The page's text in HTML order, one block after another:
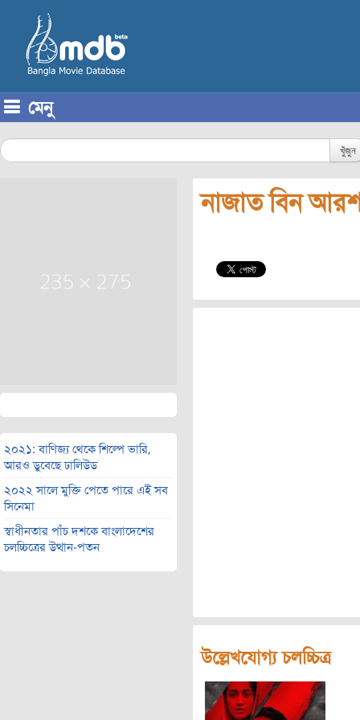
মেনু
খুঁজুন
২০২১: বাণিজ্য থেকে শিল্পে ভারি,
আরও ডুবেছে ঢালিউড
২০২২ সালে মুক্তি পেতে পারে এই সব
সিনেমা
স্বাধীনতার পাঁচ দশকে বাংলাদেশের
চলচ্চিত্রের উত্থান-পতন
নাজাত বিন
উল্লেখযোগ্য চলচ্চিত্র